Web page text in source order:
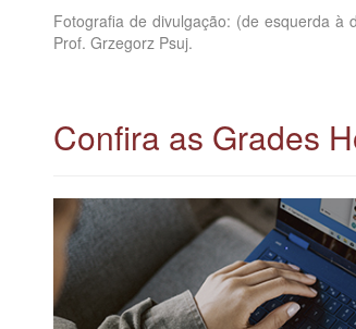
Fotografia de divulgação: (de esquerda à
Prof. Grzegorz Psuj.
Confira as Grades